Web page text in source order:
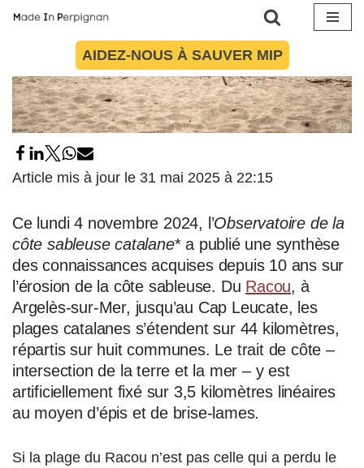
contenu
AIDEZ-NOUS À SAUVER MIP
Article mis à jour le 31 mai 2025 à 22:15
Ce lundi 4 novembre 2024, l’Observatoire de la
côte sableuse catalane* a publié une synthèse
des connaissances acquises depuis 10 ans sur
l’érosion de la côte sableuse. Du Racou, à
Argelès-sur-Mer, jusqu’au Cap Leucate, les
plages catalanes s’étendent sur 44 kilomètres,
répartis sur huit communes. Le trait de côte –
intersection de la terre et la mer – y est
artificiellement fixé sur 3,5 kilomètres linéaires
au moyen d’épis et de brise-lames.
Si la plage du Racou n’est pas celle qui a perdu le